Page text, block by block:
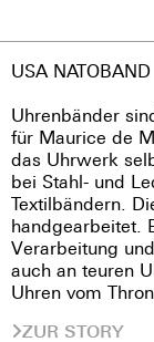
USA NATOBAND
Uhrenbänder
für Maurice de
das Uhrwerk
bei Stahl- und
Textilbändern.
handgearbeitet.
Verarbeitung
auch an teuren
Uhren vom
ZUR STORY